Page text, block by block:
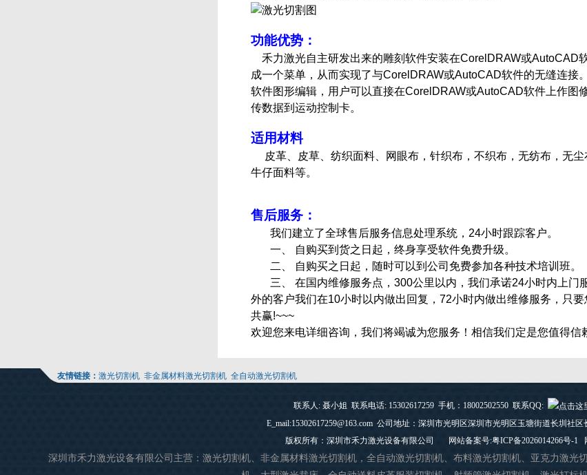
功能优势：
禾力激光自主研发出来的雕刻软件安装在CorelDRAW或
成一个菜单，从而实现了与CorelDRAW或AutoCAD软件的无缝
软件图形编辑，用户可以直接在CorelDRAW或AutoCAD软件上作图
传数据到运动控制卡。
适用材料
皮革、皮草、纺织面料、网眼布，针织布，不织布，无纺布，无尘
牛仔面料等。
售后服务：
我们建立了全球售后服务信息处理系统，24小时跟踪客户。
一、 自购买到货之日起，终身享受软件免费升级。
二、 自购买之日起，随时可以到公司免费参加各种技术培训班。
三、 在国内维修服务点，300公里以内，我们承诺24小时内上门
外的客户我们在10小时以内做出回复，72小时内做出维修服务， 只
共赢!~~~
欢迎您来电详细咨询，我们将竭诚为您服务！相信我们定是您值得信
友情链接： 激光切割机 非金属材料激光切割机 全自动激光切割机
联系人: 聂小姐 联系电话: 15302617259 手机：18002502550 联系QQ:
E_mail:15302617259@163.com 公司地址：深圳市光明区深圳市光明区玉塘街道长圳社
版权所有：深圳市禾力激光设备有限公司
网站备案号:粤ICP备2026014266号-1
深圳市禾力激光设备有限公司主营： 激光切割机、 非金属材料激光切割机，全自动激光切割机、 布料激光切割机、亚克力激光